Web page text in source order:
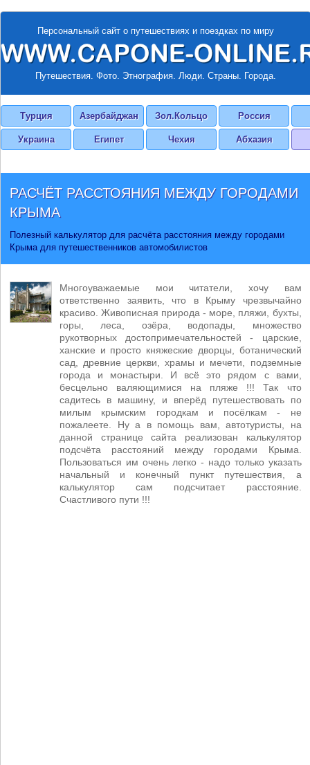
Персональный сайт о путешествиях и поездках по миру
Путешествия. Фото. Этнография. Люди. Страны. Города.
Турция Азербайджан Зол.Кольцо Россия
Украина Египет Чехия Абхазия
РАСЧЁТ РАССТОЯНИЯ МЕЖДУ ГОРОДАМИ
КРЫМА
Полезный калькулятор для расчёта расстояния между городами
Крыма для путешественников автомобилистов
Многоуважаемые мои читатели, хочу вам
ответственно заявить, что в Крыму чрезвычайно
красиво. Живописная природа - море, пляжи, бухты,
горы, леса, озёра, водопады, множество
рукотворных достопримечательностей - царские,
ханские и просто княжеские дворцы, ботанический
сад, древние церкви, храмы и мечети, подземные
города и монастыри. И всё это рядом с вами,
бесцельно валяющимися на пляже !!! Так что
садитесь в машину, и вперёд путешествовать по
милым крымским городкам и посёлкам - не
пожалеете. Ну а в помощь вам, автотуристы, на
данной странице сайта реализован калькулятор
подсчёта расстояний между городами Крыма.
Пользоваться им очень легко - надо только указать
начальный и конечный пункт путешествия, а
калькулятор сам подсчитает расстояние.
Счастливого пути !!!